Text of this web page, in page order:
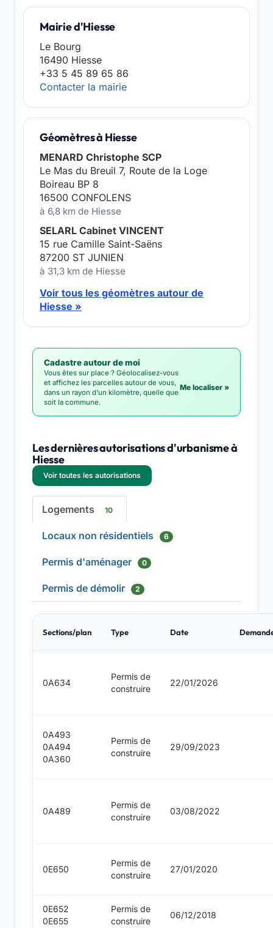
Mairie d'Hiesse
Le Bourg
16490 Hiesse
+33 5 45 89 65 86
Contacter la mairie
Géomètres à Hiesse
MENARD Christophe SCP
Le Mas du Breuil 7, Route de la Loge
Boireau BP 8
16500 CONFOLENS
à 6,8 km de Hiesse
SELARL Cabinet VINCENT
15 rue Camille Saint-Saëns
87200 ST JUNIEN
à 31,3 km de Hiesse
Voir tous les géomètres autour de
Hiesse »
Cadastre autour de moi
Vous êtes sur place ? Géolocalisez-vous
et affichez les parcelles autour de vous,
dans un rayon d'un kilomètre, quelle que
soit la commune.
Me localiser »
Les dernières autorisations d'urbanisme à
Hiesse
Voir toutes les autorisations
Logements 10
Locaux non résidentiels 6
Permis d'aménager 0
Permis de démolir 2
Sections/plan Type Date
0A634
Permis de
construire
22/01/2026
0A493
0A494
0A360
Permis de
construire
29/09/2023
0A489
Permis de
construire
03/08/2022
0E650
Permis de
construire
27/01/2020
0E652
0E655
Permis de
construire
06/12/2018